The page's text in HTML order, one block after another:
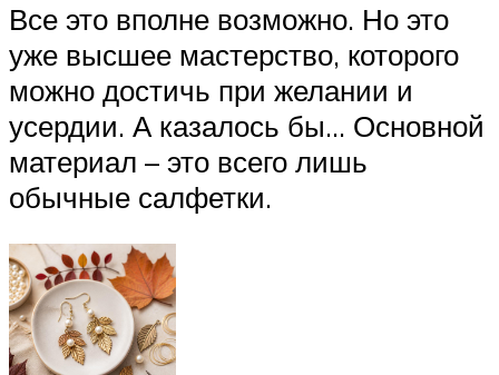
Все это вполне возможно. Но это
уже высшее мастерство, которого
можно достичь при желании и
усердии. А казалось бы… Основной
материал – это всего лишь
обычные салфетки.